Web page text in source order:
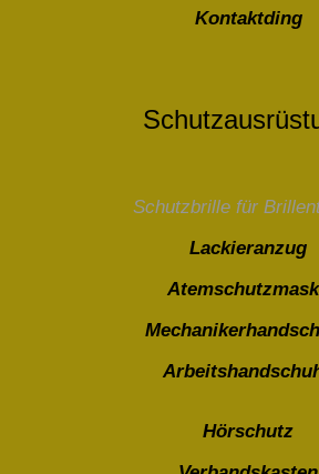
Kontaktding
Schutzbrille für
Lackieranzug
Hörschutz